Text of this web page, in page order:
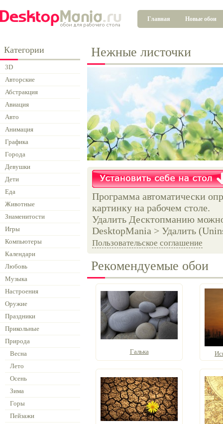
Главная Новые обои
Категории
3D
Авторские
Абстракция
Авиация
Авто
Анимация
Графика
Города
Девушки
Дети
Еда
Животные
Знаменитости
Игры
Компьютеры
Календари
Любовь
Музыка
Настроения
Оружие
Праздники
Прикольные
Природа
Весна
Лето
Осень
Зима
Горы
Пейзажи
Нежные листочки
Программа автоматически
картинку на рабочем столе.
Удалить Десктопманию
DesktopMania > Удалить
Пользовательское соглашение
Рекомендуемые обои
Галька